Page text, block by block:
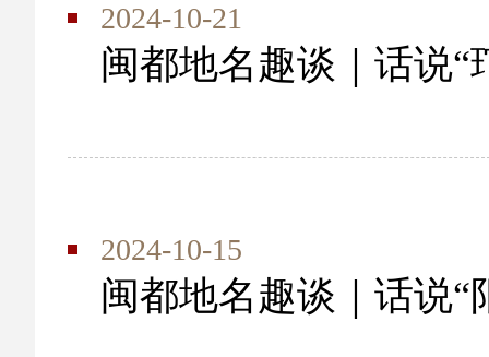
2024-10-21
闽都地名趣谈｜话说“
2024-10-15
闽都地名趣谈｜话说“